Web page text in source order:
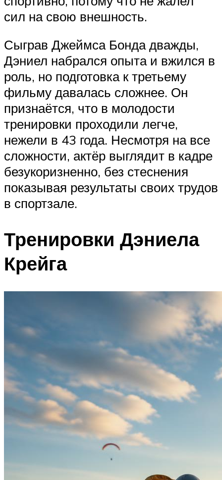
сил на свою внешность.
Сыграв Джеймса Бонда дважды,
Дэниел набрался опыта и вжился в
роль, но подготовка к третьему
фильму давалась сложнее. Он
признаётся, что в молодости
тренировки проходили легче,
нежели в 43 года. Несмотря на все
сложности, актёр выглядит в кадре
безукоризненно, без стеснения
показывая результаты своих трудов
в спортзале.
Тренировки Дэниела
Крейга